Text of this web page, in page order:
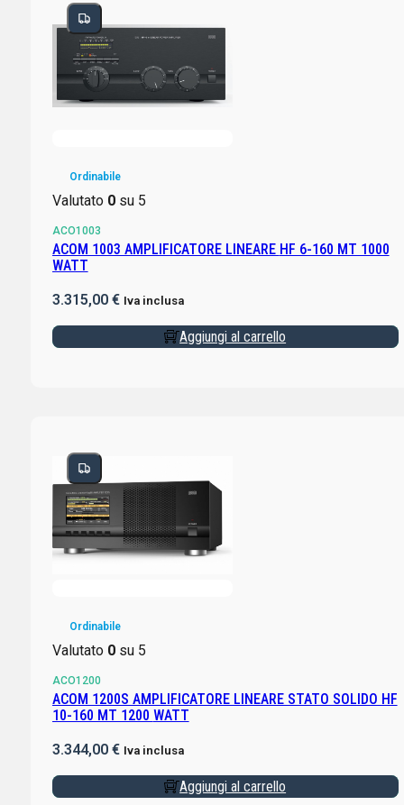
Ordinabile
Valutato 0su 5
ACO1003
ACOM 1003 AMPLIFICATORE LINEARE HF 6-160 MT 1000
WATT
3.315,00 € Iva inclusa
Aggiungi al carrello
Ordinabile
Valutato 0su 5
ACO1200
ACOM 1200S AMPLIFICATORE LINEARE STATO SOLIDO HF
10-160 MT 1200 WATT
3.344,00 € Iva inclusa
Aggiungi al carrello